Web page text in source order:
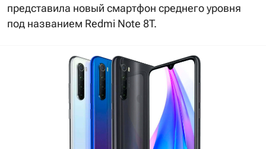
представила новый смартфон среднего уровня
под названием Redmi Note 8T.